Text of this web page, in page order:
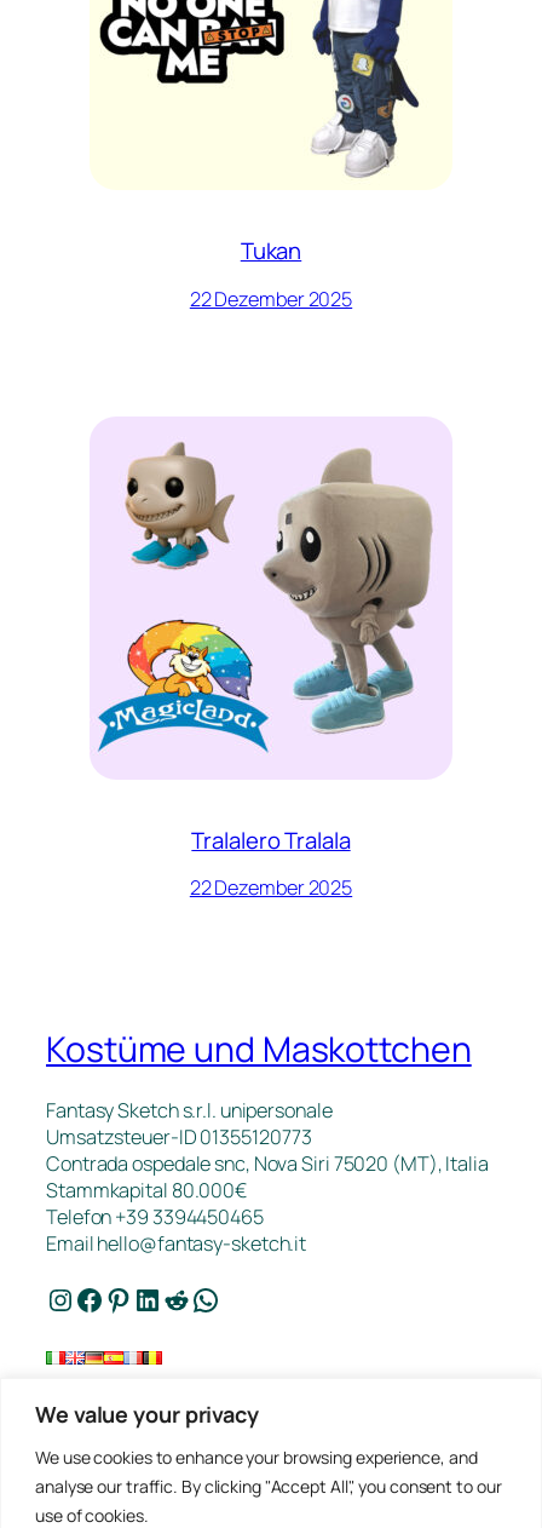
We value your privacy
We use cookies to enhance your browsing experience, and
analyse our traffic. By clicking "Accept All", you consent to our
use of cookies.
Tukan
22 Dezember 2025
Tralalero Tralala
22 Dezember 2025
Kostüme und Maskottchen
Fantasy Sketch s.r.l. unipersonale
Umsatzsteuer-ID 01355120773
Contrada ospedale snc, Nova Siri 75020 (MT), Italia
Stammkapital 80.000€
Telefon +39 3394450465
Emailhello@fantasy-sketch.it
Instagram Facebook Pinterest LinkedIn Reddit WhatsApp
FAQ
Arbeiten
Datenschutz